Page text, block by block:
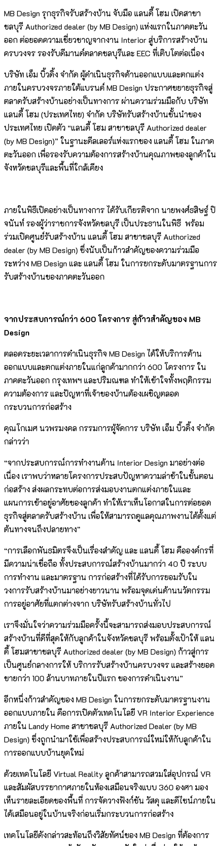
MB Design รุกธุรกิจรับสร้างบ้าน จับมือ แลนดี้ โฮม เปิดสาขา
ชลบุรี Authorized dealer (by MB Design) แห่งแรกในภาคตะวัน
ออก ต่อยอดความเชี่ยวชาญจากงาน Interior สู่บริการสร้างบ้าน
ครบวงจร รองรับดีมานด์ตลาดชลบุรีและ EEC ที่เติบโตต่อเนื่อง
บริษัท เอ็ม บิ้วดิ้ง จำกัด ผู้ดำเนินธุรกิจด้านออกแบบและตกแต่ง
ภายในครบวงจรภายใต้แบรนด์ MB Design ประกาศขยายธุรกิจสู่
ตลาดรับสร้างบ้านอย่างเป็นทางการ ผ่านความร่วมมือกับ บริษัท
แลนดี้ โฮม (ประเทศไทย) จำกัด บริษัทรับสร้างบ้านชั้นนำของ
ประเทศไทย เปิดตัว “แลนดี้ โฮม สาขาชลบุรี Authorized dealer
(by MB Design)” ในฐานะดีลเลอร์แห่งแรกของ แลนดี้ โฮม ในภาค
ตะวันออก เพื่อรองรับความต้องการสร้างบ้านคุณภาพของลูกค้าใน
จังหวัดชลบุรีและพื้นที่ใกล้เคียง
ภายในพิธีเปิดอย่างเป็นทางการ ได้รับเกียรติจาก นายพงศ์ธสิษฐ์ ปิ
จนันท์ รองผู้ว่าราชการจังหวัดชลบุรี เป็นประธานในพิธี พร้อม
ร่วมเปิดศูนย์รับสร้างบ้าน แลนดี้ โฮม สาขาชลบุรี Authorized
dealer (by MB Design) ซึ่งนับเป็นก้าวสำคัญของความร่วมมือ
ระหว่าง MB Design และ แลนดี้ โฮม ในการยกระดับมาตรฐานการ
รับสร้างบ้านของภาคตะวันออก
จากประสบการณ์กว่า 600 โครงการ สู่ก้าวสำคัญของ MB
Design
ตลอดระยะเวลาการดำเนินธุรกิจ MB Design ได้ให้บริการด้าน
ออกแบบและตกแต่งภายในแก่ลูกค้ามากกว่า 600 โครงการ ใน
ภาคตะวันออก กรุงเทพฯ และปริมณฑล ทำให้เข้าใจทั้งพฤติกรรม
ความต้องการ และปัญหาที่เจ้าของบ้านต้องเผชิญตลอด
กระบวนการก่อสร้าง
คุณโกเมศ นวพรมงคล กรรมการผู้จัดการ บริษัท เอ็ม บิ้วดิ้ง จำกัด
กล่าวว่า
“จากประสบการณ์การทำงานด้าน Interior Design มาอย่างต่อ
เนื่อง เราพบว่าหลายโครงการประสบปัญหาความล่าช้าในขั้นตอน
ก่อสร้าง ส่งผลกระทบต่อการส่งมอบงานตกแต่งภายในและ
แผนการเข้าอยู่อาศัยของลูกค้า ทำให้เราเห็นโอกาสในการต่อยอด
ธุรกิจสู่ตลาดรับสร้างบ้าน เพื่อให้สามารถดูแลคุณภาพงานได้ตั้งแต่
ต้นทางจนถึงปลายทาง”
“การเลือกพันธมิตรจึงเป็นเรื่องสำคัญ และ แลนดี้ โฮม คือองค์กรที่
มีความน่าเชื่อถือ ทั้งประสบการณ์สร้างบ้านมากว่า 40 ปี ระบบ
การทำงาน และมาตรฐาน การก่อสร้างที่ได้รับการยอมรับใน
วงการรับสร้างบ้านมาอย่างยาวนาน พร้อมจุดเด่นด้านนวัตกรรม
การอยู่อาศัยที่แตกต่างจาก บริษัทรับสร้างบ้านทั่วไป
เราจึงมั่นใจว่าความร่วมมือครั้งนี้จะสามารถส่งมอบประสบการณ์
สร้างบ้านที่ดีที่สุดให้กับลูกค้าในจังหวัดชลบุรี พร้อมตั้งเป้าให้ แลน
ดี้ โฮมสาขาชลบุรี Authorized dealer (by MB Design) ก้าวสู่การ
เป็นศูนย์กลางการให้ บริการรับสร้างบ้านครบวงจร และสร้างยอด
ขายกว่า 100 ล้านบาทภายในปีแรก ของการดำเนินงาน”
อีกหนึ่งก้าวสำคัญของ MB Design ในการยกระดับมาตรฐานงาน
ออกแบบภายใน คือการเปิดตัวเทคโนโลยี VR Interior Experience
ภายใน Landy Home สาขาชลบุรี Authorized Dealer (by MB
Design) ซึ่งถูกนำมาใช้เพื่อสร้างประสบการณ์ใหม่ให้กับลูกค้าใน
การออกแบบบ้านยุคใหม่
ด้วยเทคโนโลยี Virtual Reality ลูกค้าสามารถสวมใส่อุปกรณ์ VR
และสัมผัสบรรยากาศภายในห้องเสมือนจริงแบบ 360 องศา มอง
เห็นรายละเอียดของพื้นที่ การจัดวางฟังก์ชัน วัสดุ และดีไซน์ภายใน
ได้เสมือนอยู่ในบ้านจริงก่อนเริ่มกระบวนการก่อสร้าง
เทคโนโลยีดังกล่าวสะท้อนถึงวิสัยทัศน์ของ MB Design ที่ต้องการ